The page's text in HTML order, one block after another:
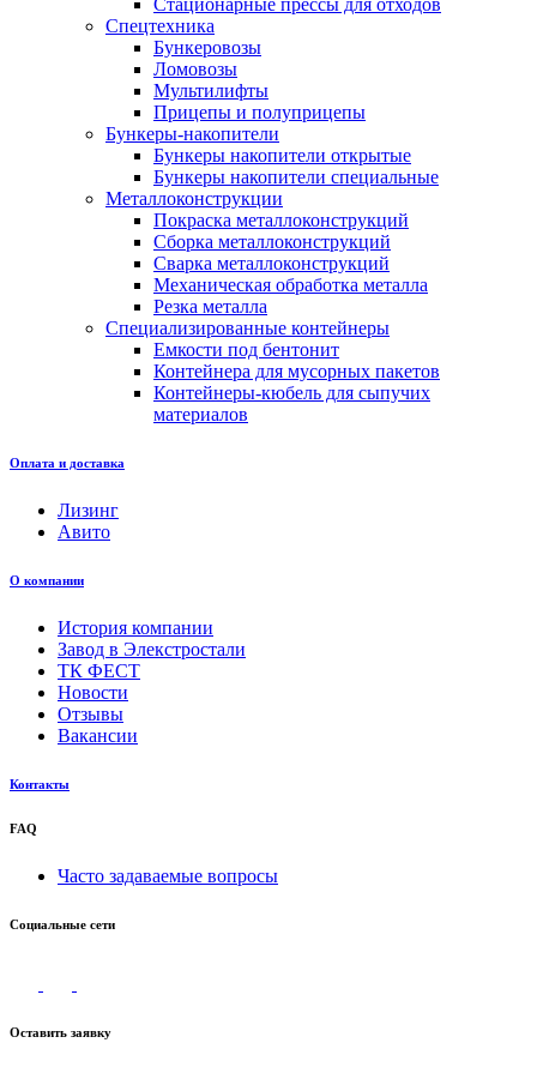
Стационарные прессы для отходов
Спецтехника
Бункеровозы
Ломовозы
Мультилифты
Прицепы и полуприцепы
Бункеры-накопители
Бункеры накопители открытые
Бункеры накопители специальные
Металлоконструкции
Покраска металлоконструкций
Сборка металлоконструкций
Сварка металлоконструкций
Механическая обработка металла
Резка металла
Специализированные контейнеры
Емкости под бентонит
Контейнера для мусорных пакетов
Контейнеры-кюбель для сыпучих
материалов
Оплата и доставка
Лизинг
Авито
О компании
История компании
Завод в Элекстростали
ТК ФЕСТ
Новости
Отзывы
Вакансии
Контакты
FAQ
Часто задаваемые вопросы
Социальные сети
Оставить заявку